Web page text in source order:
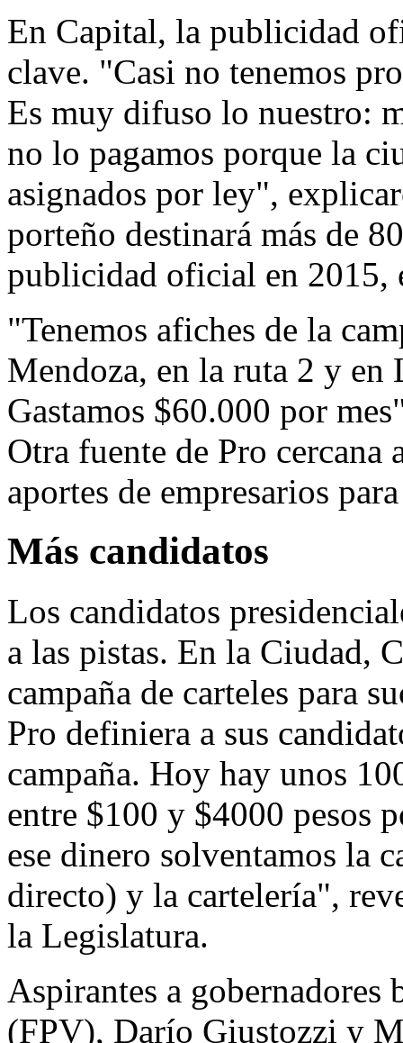
En Capital, la publicidad
clave. "Casi no tenemos
Es muy difuso lo nuestro:
no lo pagamos porque la
asignados por ley",
porteño destinará más de
publicidad oficial en 2015,
"Tenemos afiches de la
Mendoza, en la ruta 2 y en
Gastamos $60.000 por
Otra fuente de Pro cercana
aportes de empresarios
Más candidatos
Los candidatos
a las pistas. En la Ciudad,
campaña de carteles para
Pro definiera a sus
campaña. Hoy hay unos
entre $100 y $4000 pesos
ese dinero solventamos la
directo) y la cartelería",
la Legislatura.
Aspirantes a gobernadores
(FPV), Darío Giustozzi y